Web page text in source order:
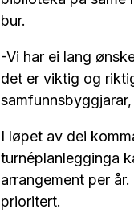
bur.
-Vi har ei lang
det er viktig og
I løpet av dei
turnéplanlegginga
arrangement per
prioritert.